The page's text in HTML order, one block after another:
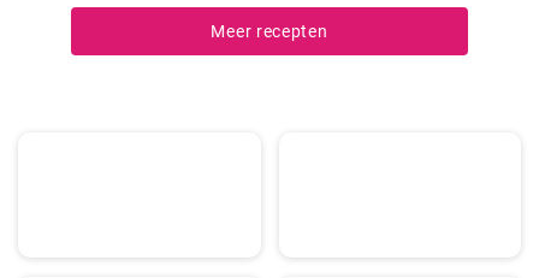
Meer recepten